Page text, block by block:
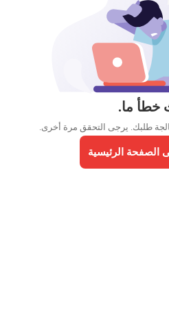
خطأ ما.
طلبك. يرجى التحقق مرة أخرى.
الصفحة الرئيسية